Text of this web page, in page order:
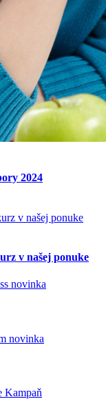
2024
v našej ponuke
novinka
novinka
Kampaň